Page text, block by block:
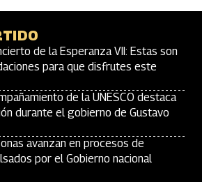
de la Esperanza VII: Estas son
para que disfrutes este
de la UNESCO destaca
durante el gobierno de Gustavo
avanzan en procesos de
por el Gobierno nacional